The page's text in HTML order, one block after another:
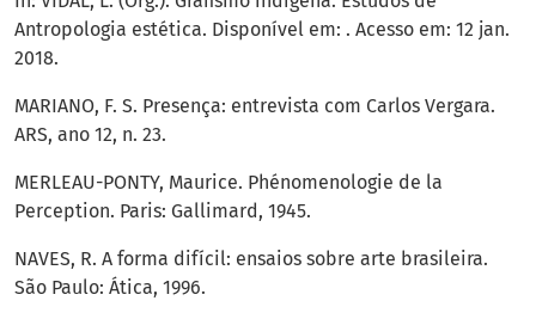
Antropologia estética. Disponível em: . Acesso em: 12 jan.
2018.
MARIANO, F. S. Presença: entrevista com Carlos Vergara.
ARS, ano 12, n. 23.
MERLEAU-PONTY, Maurice. Phénomenologie de la
Perception. Paris: Gallimard, 1945.
NAVES, R. A forma difícil: ensaios sobre arte brasileira.
São Paulo: Ática, 1996.